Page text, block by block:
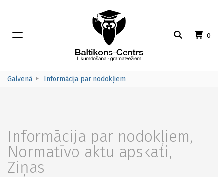
0
Toggle
Galvenā Informācija par nodokļiem
Informācija par nodokļiem,
Normatīvo aktu apskati,
Ziņas